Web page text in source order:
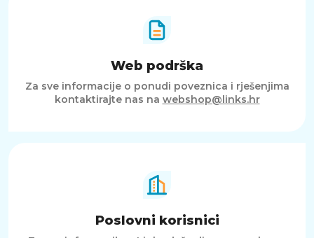
Web podrška
Za sve informacije o ponudi poveznica i rješenjima
kontaktirajte nas na webshop@links.hr
Poslovni korisnici